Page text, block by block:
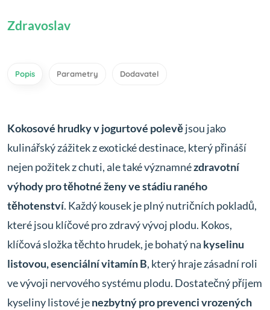
Zdravoslav
Popis Parametry Dodavatel
Kokosové hrudky v jogurtové polevějsou jako
kulinářský zážitek z exotické destinace, který přináší
nejen požitek z chuti, ale také významnézdravotní
výhody pro těhotné ženy ve stádiu raného
těhotenství. Každý kousek je plný nutričních pokladů,
které jsou klíčové pro zdravý vývoj plodu. Kokos,
klíčová složka těchto hrudek, je bohatý na kyselinu
listovou, esenciální vitamín B, který hraje zásadní roli
ve vývoji nervového systému plodu. Dostatečný příjem
kyseliny listové jenezbytný pro prevenci vrozených